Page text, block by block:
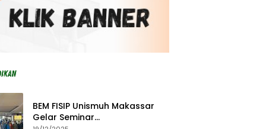
BEM FISIP Unismuh Makassar
Gelar Seminar